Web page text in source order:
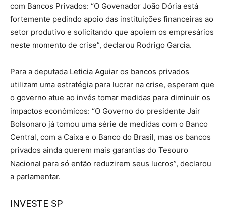
com Bancos Privados: “O Govenador João Dória está
fortemente pedindo apoio das instituições financeiras ao
setor produtivo e solicitando que apoiem os empresários
neste momento de crise”, declarou Rodrigo Garcia.
Para a deputada Leticia Aguiar os bancos privados
utilizam uma estratégia para lucrar na crise, esperam que
o governo atue ao invés tomar medidas para diminuir os
impactos econômicos: “O Governo do presidente Jair
Bolsonaro já tomou uma série de medidas com o Banco
Central, com a Caixa e o Banco do Brasil, mas os bancos
privados ainda querem mais garantias do Tesouro
Nacional para só então reduzirem seus lucros”, declarou
a parlamentar.
INVESTE SP